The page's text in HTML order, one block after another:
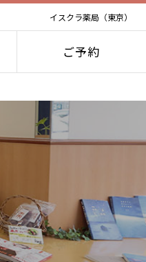
イスクラ薬局（東京）
ご予約